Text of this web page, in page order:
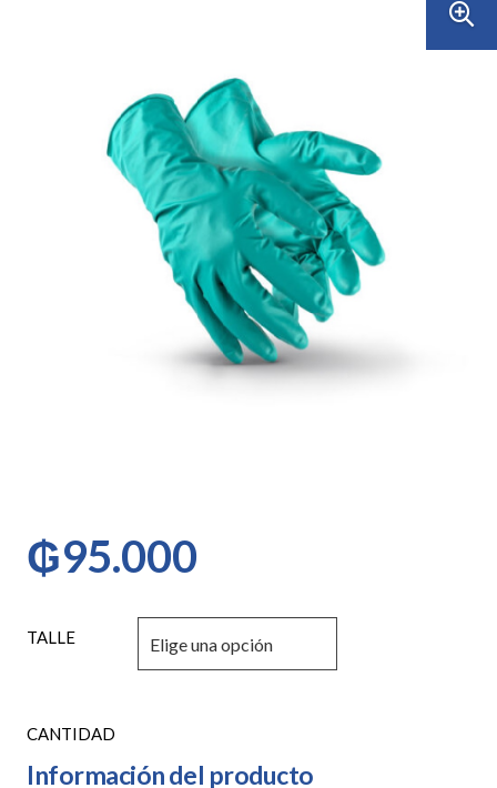
₲95.000
TALLE
SUPERSAFETY
NITRILO
Información del producto